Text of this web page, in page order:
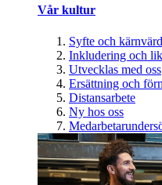
Vår kultur
Syfte och
Inkludering och
Utvecklas med oss
Ersättning och
Distansarbete
Ny hos oss